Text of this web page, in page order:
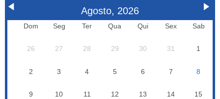
Agosto, 2026
Dom Seg Ter Qua Qui Sex Sab
26 27 28 29 30 31 1
2 3 4 5 6 7 8
9 10 11 12 13 14 15